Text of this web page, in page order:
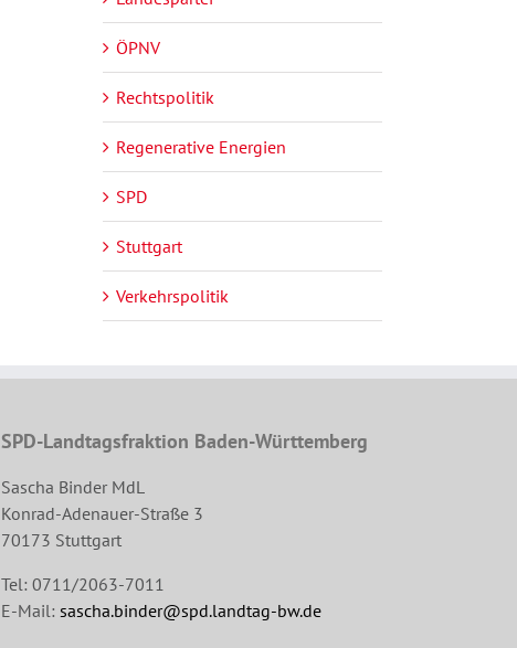
ÖPNV
Rechtspolitik
Regenerative Energien
SPD
Stuttgart
Verkehrspolitik
SPD-Landtagsfraktion Baden-Württemberg
Sascha Binder MdL
Konrad-Adenauer-Straße 3
70173 Stuttgart
Tel: 0711/2063-7011
E-Mail: sascha.binder@spd.landtag-bw.de